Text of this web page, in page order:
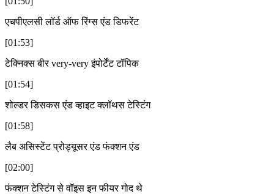
एचपीएलसी लॉर्ड ऑफ रिंग्स एंड डिफरेंट
[01:53]
टेक्निक्स बीर very-very इंपोर्टेंट टॉपिक
[01:54]
शोल्डर डिसकस एंड व्हाइट क्लॉथस टेस्टिंग
[01:58]
लैब असिस्टेंट प्रोड्यूसर एंड फंक्शन एंड
[02:00]
फंक्शन टेस्टिंग से वॉइस इन फीयर गोद थे